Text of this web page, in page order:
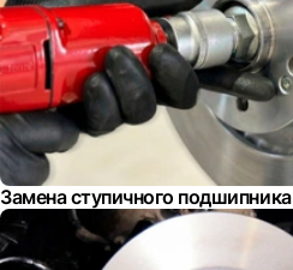
Замена ступичного подшипника